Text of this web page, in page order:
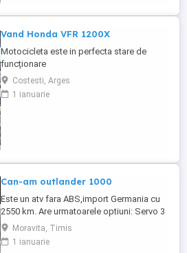
Vand Honda VFR 1200X
Motocicleta este in perfecta stare de
funcționare
Costesti, Arges
1 ianuarie
Can-am outlander 1000
Este un atv fara ABS,import Germania cu
2550 km. Are urmatoarele optiuni: Servo 3
nivele Suspensie FOX cu rebound Bullbar
fata Bullbar spate Handguardurile Can am
Jante beadlock
Moravita, Timis
1 ianuarie